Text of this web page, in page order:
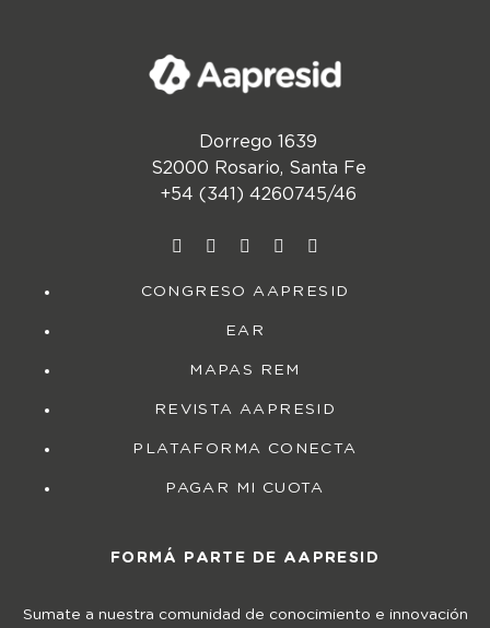
Dorrego 1639
S2000 Rosario, Santa Fe
+54 (341) 4260745/46
CONGRESO AAPRESID
EAR
MAPAS REM
REVISTA AAPRESID
PLATAFORMA CONECTA
PAGAR MI CUOTA
FORMÁ PARTE DE AAPRESID
Sumate a nuestra comunidad de conocimiento e innovación